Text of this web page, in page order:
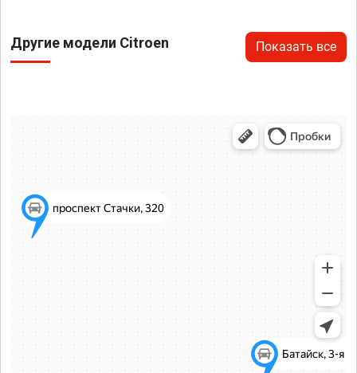
Другие модели Citroen Показать все